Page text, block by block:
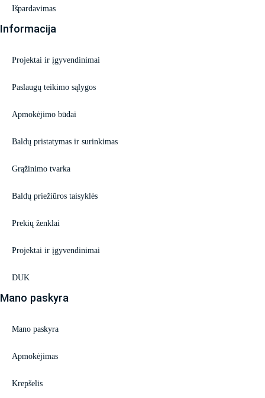
Išpardavimas
Informacija
Projektai ir įgyvendinimai
Paslaugų teikimo sąlygos
Apmokėjimo būdai
Baldų pristatymas ir surinkimas
Grąžinimo tvarka
Baldų priežiūros taisyklės
Prekių ženklai
Projektai ir įgyvendinimai
DUK
Mano paskyra
Mano paskyra
Apmokėjimas
Krepšelis